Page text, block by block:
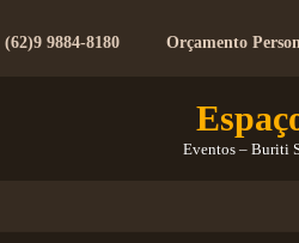
(62)9 9884-8180 Orçamento
Eventos – Buriti